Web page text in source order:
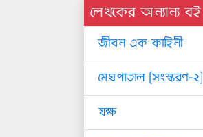
লেখকের অন্যান্য বই
জীবন এক কাহিনী
মেঘপাতাল [সংস্করণ-২]
যক্ষ